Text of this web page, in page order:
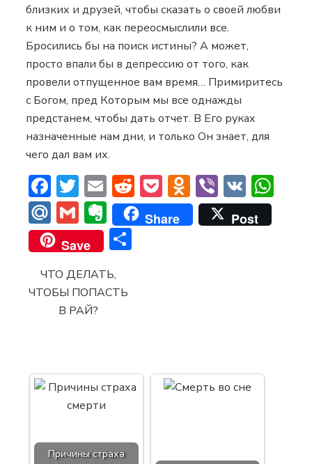
близких и друзей, чтобы сказать о своей любви
к ним и о том, как переосмыслили все.
Бросились бы на поиск истины? А может,
просто впали бы в депрессию от того, как
провели отпущенное вам время… Примиритесь
с Богом, пред Которым мы все однажды
предстанем, чтобы дать отчет. В Его руках
назначенные нам дни, и только Он знает, для
чего дал вам их.
Facebook
Twitter
EmailReddit
PocketViber
VK
Mail.Ru
GmailEvernote
Share
Post
Save
ЧТО ДЕЛАТЬ,
ЧТОБЫ ПОПАСТЬ
В РАЙ?
Причины страха